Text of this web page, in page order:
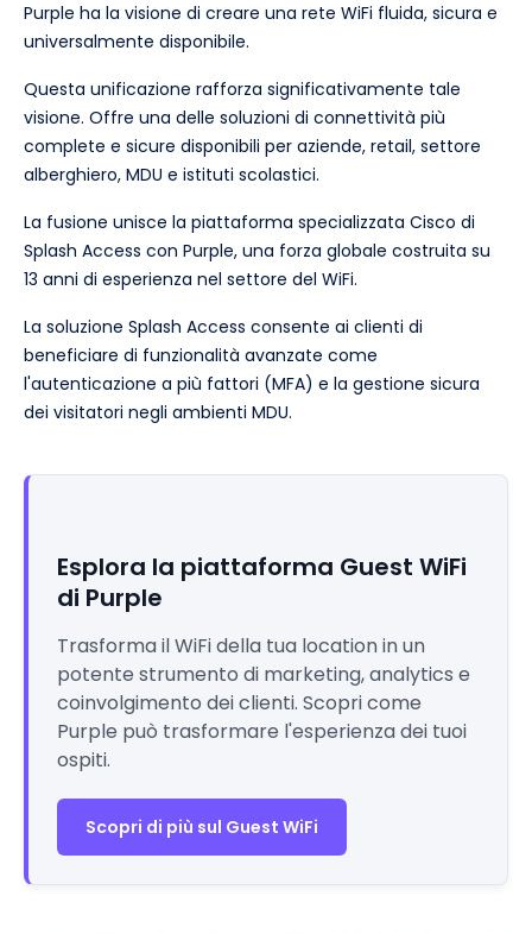
Purple ha la visione di creare una rete WiFi fluida, sicura e
universalmente disponibile.
Questa unificazione rafforza significativamente tale
visione. Offre una delle soluzioni di connettività più
complete e sicure disponibili per aziende, retail, settore
alberghiero, MDU e istituti scolastici.
La fusione unisce la piattaforma specializzata Cisco di
Splash Access con Purple, una forza globale costruita su
13 anni di esperienza nel settore del WiFi.
La soluzione Splash Access consente ai clienti di
beneficiare di funzionalità avanzate come
l'autenticazione a più fattori (MFA) e la gestione sicura
dei visitatori negli ambienti MDU.
Esplora la piattaforma Guest WiFi
di Purple
Trasforma il WiFi della tua location in un
potente strumento di marketing, analytics e
coinvolgimento dei clienti. Scopri come
Purple può trasformare l'esperienza dei tuoi
ospiti.
Scopri di più sul Guest WiFi